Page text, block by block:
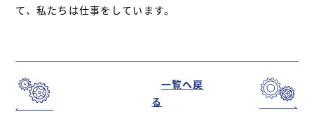
て、私たちは仕事をしています。
一覧へ戻
る